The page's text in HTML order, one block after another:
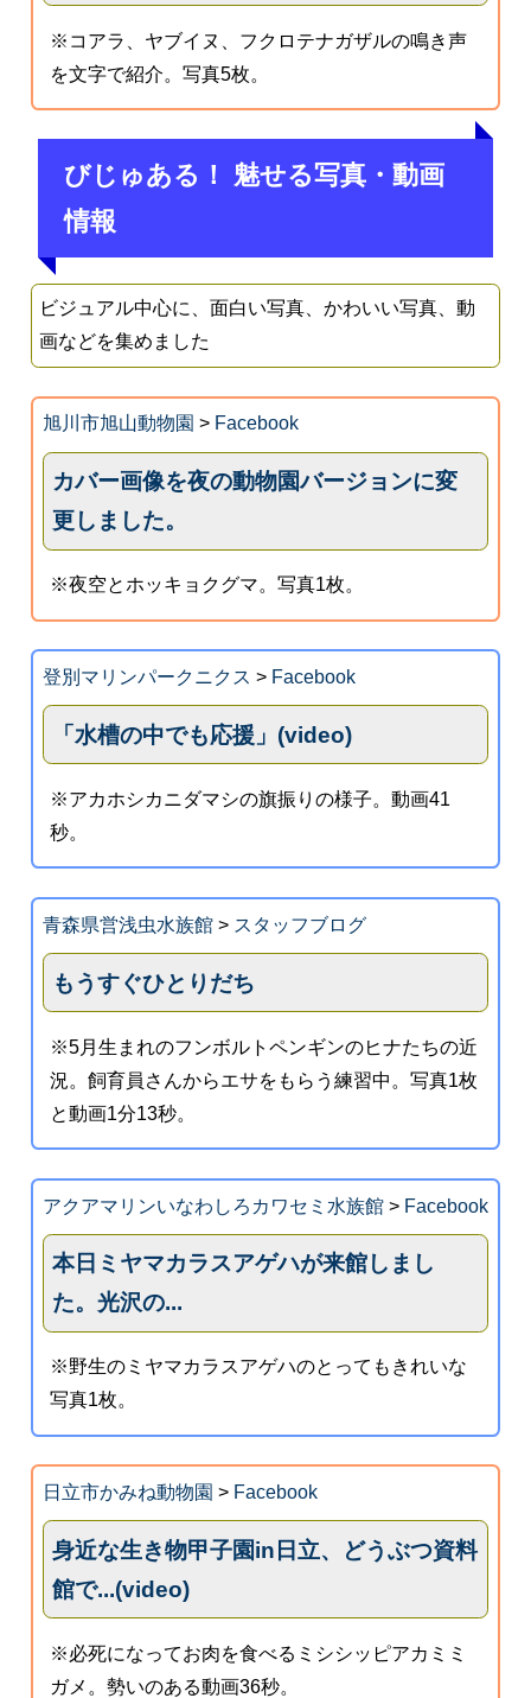
※コアラ、ヤブイヌ、フクロテナガザルの鳴き声
を文字で紹介。写真5枚。
びじゅある！ 魅せる写真・動画
情報
ビジュアル中心に、面白い写真、かわいい写真、動
画などを集めました
旭川市旭山動物園 > Facebook
カバー画像を夜の動物園バージョンに変
更しました。
※夜空とホッキョクグマ。写真1枚。
登別マリンパークニクス > Facebook
「水槽の中でも応援」(video)
※アカホシカニダマシの旗振りの様子。動画41
秒。
青森県営浅虫水族館> スタッフブログ
もうすぐひとりだち
※5月生まれのフンボルトペンギンのヒナたちの近
況。飼育員さんからエサをもらう練習中。写真1枚
と動画1分13秒。
アクアマリンいなわしろカワセミ水族館> Facebook
本日ミヤマカラスアゲハが来館しまし
た。光沢の...
※野生のミヤマカラスアゲハのとってもきれいな
写真1枚。
日立市かみね動物園 > Facebook
身近な生き物甲子園in日立、どうぶつ資料
館で...(video)
※必死になってお肉を食べるミシシッピアカミミ
ガメ。勢いのある動画36秒。